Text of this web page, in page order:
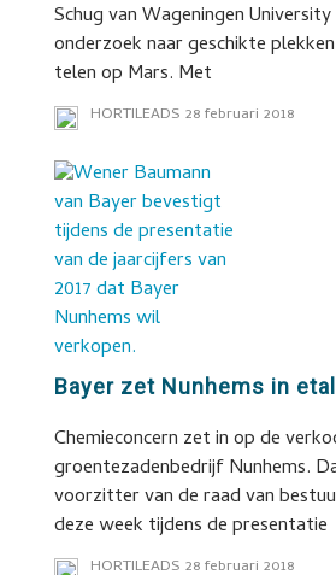
Schug van Wageningen
onderzoek naar geschikte
telen op Mars. Met
HORTILEADS 28 februari 2018
Bayer zet Nunhems in
Chemieconcern zet in op de
groentezadenbedrijf Nunhems.
voorzitter van de raad van
deze week tijdens de presentatie
HORTILEADS 28 februari 2018